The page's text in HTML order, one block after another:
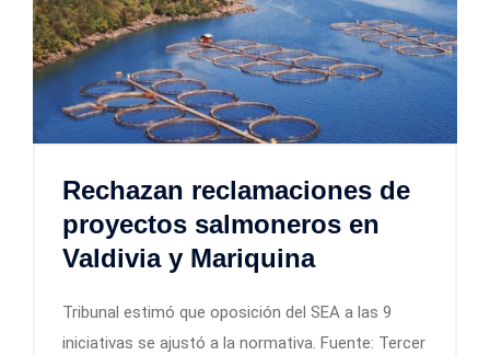
Rechazan reclamaciones de
proyectos salmoneros en
Valdivia y Mariquina
Tribunal estimó que oposición del SEA a las 9
iniciativas se ajustó a la normativa. Fuente: Tercer